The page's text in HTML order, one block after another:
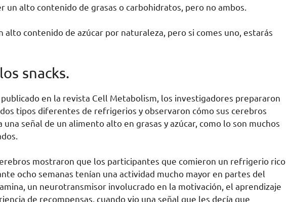
un alto contenido de grasas o carbohidratos, pero no ambos.
alto contenido de azúcar por naturaleza, pero si comes uno, estarás
snacks.
en la revista Cell Metabolism, los investigadores prepararon
tipos diferentes de refrigerios y observaron cómo sus cerebros
una señal de un alimento alto en grasas y azúcar, como lo son muchos
mostraron que los participantes que comieron un refrigerio rico
ocho semanas tenían una actividad mucho mayor en partes del
un neurotransmisor involucrado en la motivación, el aprendizaje
de recompensas, cuando vio una señal que les decía que